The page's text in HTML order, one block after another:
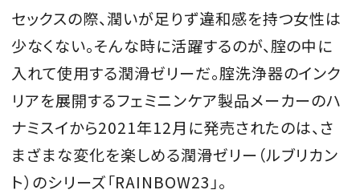
MAGAZINE
セックスの際、潤いが足りず違和感を持つ女性は
少なくない。そんな時に活躍するのが、腟の中に
入れて使用する潤滑ゼリーだ。腟洗浄器のインク
リアを展開するフェミニンケア製品メーカーのハ
ナミスイから2021年12月に発売されたのは、さ
まざまな変化を楽しめる潤滑ゼリー（ルブリカン
ト）のシリーズ「RAINBOW23」。